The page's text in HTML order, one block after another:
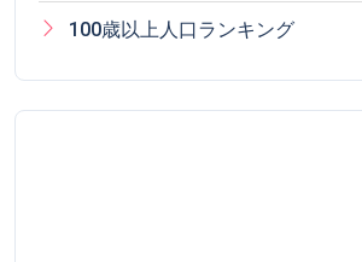
100歳以上人口ランキング